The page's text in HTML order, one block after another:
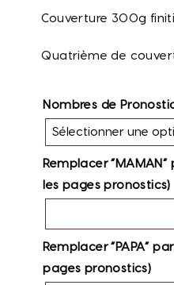
Couverture 300g
Quatrième de
Nombres de
Remplacer
les pages pronostics)
Remplacer “PAPA”
pages pronostics)